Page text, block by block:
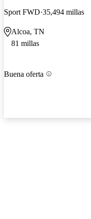
Sport FWD 35,494 millas
Alcoa, TN
81 millas
Buena oferta